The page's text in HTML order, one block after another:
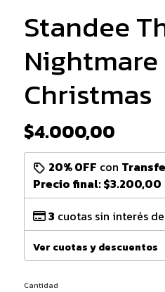
Standee
Christmas
$4.000,00
20% OFF con
Precio final:$3.200,00
3 cuotas sin interés de
Ver cuotas y descuentos
Cantidad